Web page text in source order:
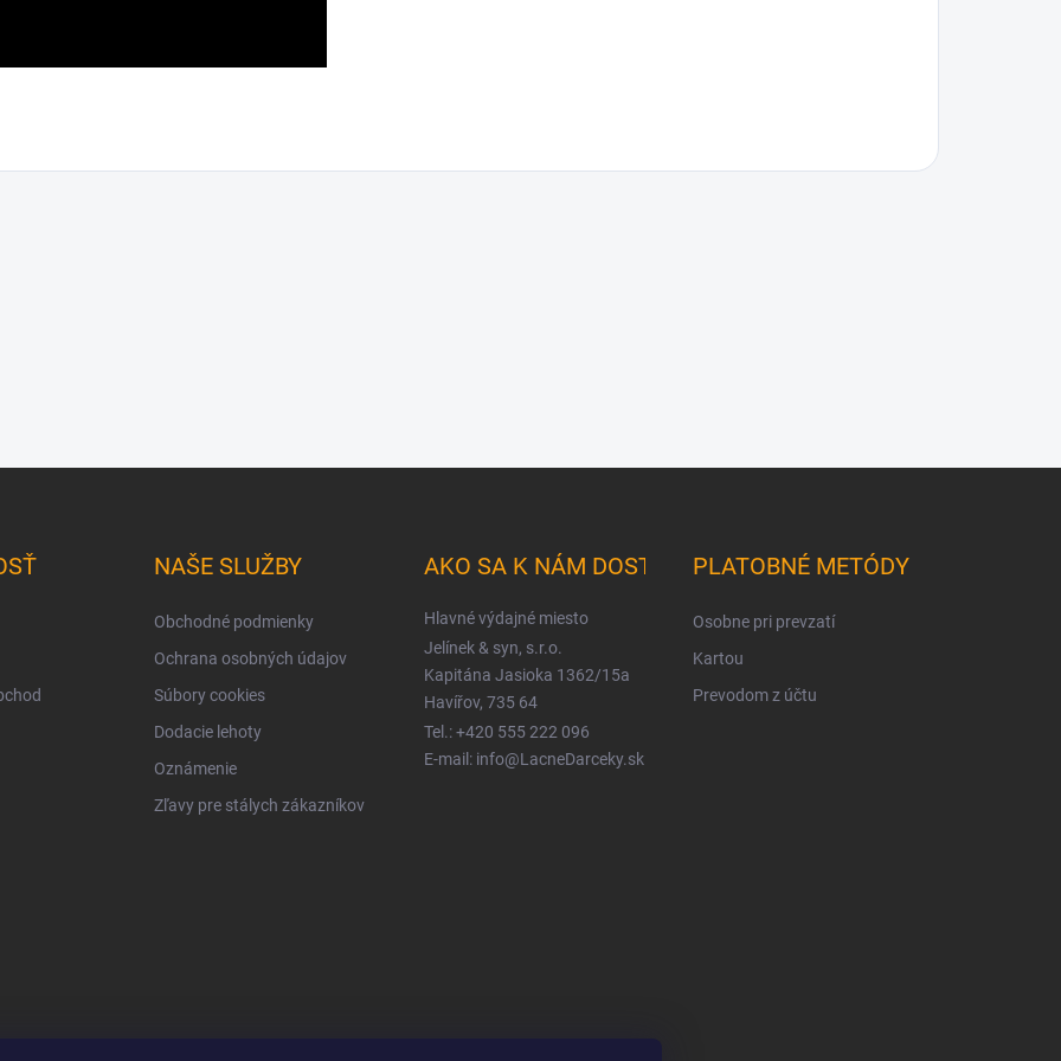
NAŠE SLUŽBY
Obchodné podmienky
Ochrana osobných údajov
Súbory cookies
Dodacie lehoty
Oznámenie
Zľavy pre stálych zákazníkov
AKO SA K NÁM DOSTANETE
Hlavné výdajné miesto
Jelínek & syn, s.r.o.
Kapitána Jasioka 1362/15a
Havířov, 735 64
Tel.: +420 555 222 096
E-mail: info@LacneDarceky.sk
PLATOBNÉ METÓDY
Osobne pri prevzatí
Kartou
Prevodom z účtu